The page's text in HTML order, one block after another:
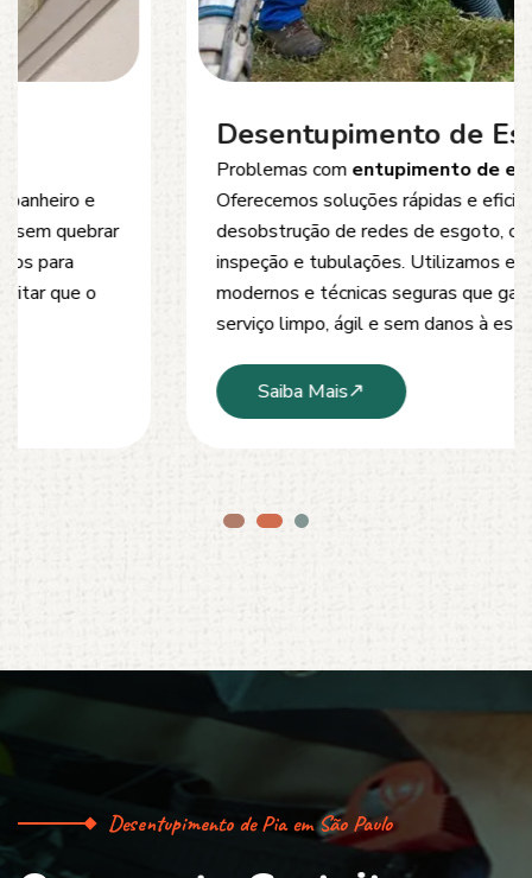
Desentupimento de Esgoto
entupimento de esgoto?
Oferecemos soluções rápidas e eficientes para
desobstrução de redes de esgoto, caixas de
inspeção e tubulações. Utilizamos equipamentos
modernos e técnicas seguras que garantem um
serviço limpo, ágil e sem danos à estrutura.
Desentupimento de Pia em São Paulo